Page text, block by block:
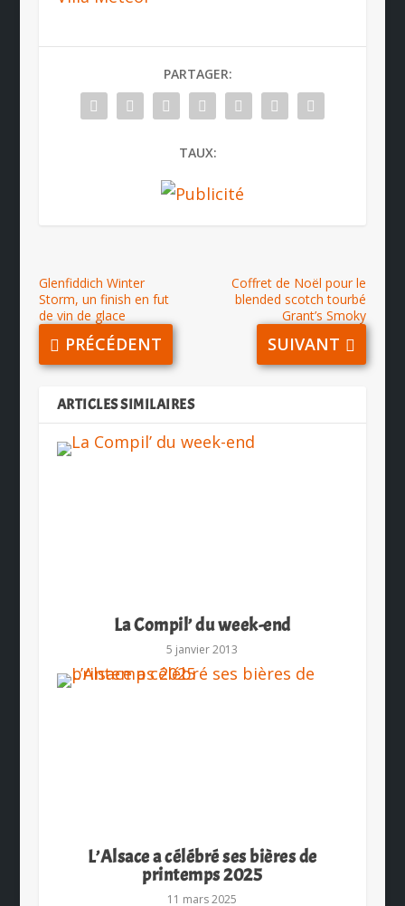
PARTAGER:
TAUX:
Glenfiddich Winter
Storm, un finish en fut
de vin de glace
PRÉCÉDENT
Coffret de Noël pour le
blended scotch tourbé
Grant’s Smoky
SUIVANT
ARTICLES SIMILAIRES
La Compil’ du week-end
5 janvier 2013
L’Alsace a célébré ses bières de
printemps 2025
11 mars 2025